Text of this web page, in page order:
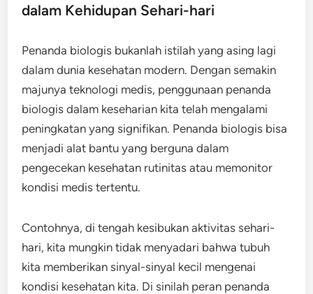
dalam Kehidupan Sehari-hari
Penanda biologis bukanlah istilah yang asing lagi
dalam dunia kesehatan modern. Dengan semakin
majunya teknologi medis, penggunaan penanda
biologis dalam keseharian kita telah mengalami
peningkatan yang signifikan. Penanda biologis bisa
menjadi alat bantu yang berguna dalam
pengecekan kesehatan rutinitas atau memonitor
kondisi medis tertentu.
Contohnya, di tengah kesibukan aktivitas sehari-
hari, kita mungkin tidak menyadari bahwa tubuh
kita memberikan sinyal-sinyal kecil mengenai
kondisi kesehatan kita. Di sinilah peran penanda